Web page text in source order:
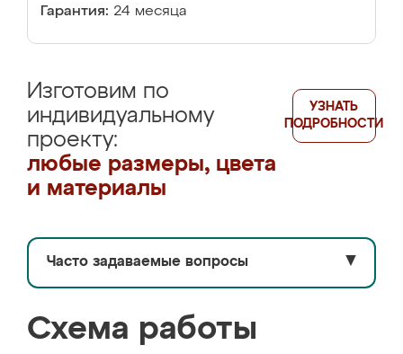
Гарантия: 24 месяца
Изготовим по
индивидуальному
проекту:
любые размеры, цвета
и материалы
УЗНАТЬ
ПОДРОБНОСТИ
Часто задаваемые вопросы ▼
Схема работы